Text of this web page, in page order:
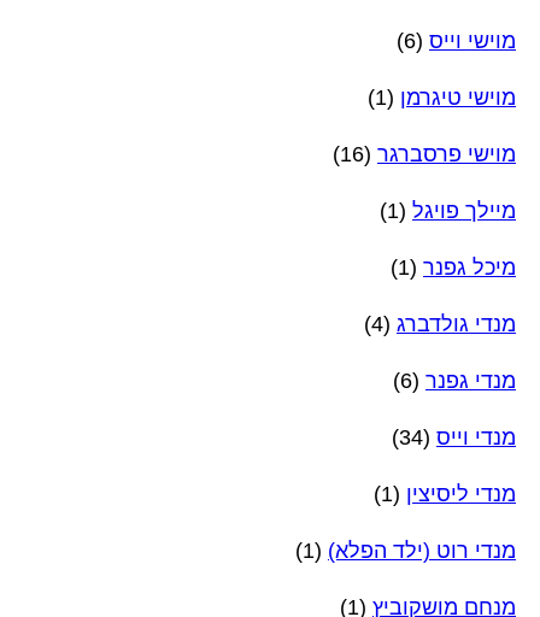
מוישי וייס (6)
מוישי טיגרמן (1)
מוישי פרסברגר (16)
מיילך פויגל (1)
מיכל גפנר (1)
מנדי גולדברג (4)
מנדי גפנר (6)
מנדי וייס (34)
מנדי ליסיצין (1)
מנדי רוט (ילד הפלא) (1)
מנחם מושקוביץ (1)